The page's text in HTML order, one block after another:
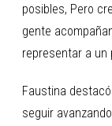
posibles, Pero
gente
representar a un
Faustina
seguir